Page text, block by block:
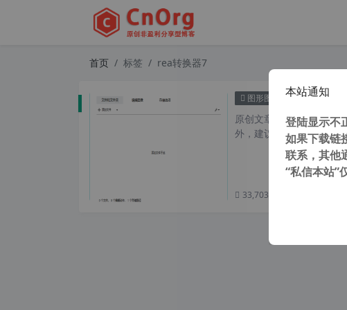
首页 标签 rea转换器7
图形图像 rea转换器7专业
原创文章，转载请注明
外，建议避开晚上的访问
33,703 次浏览
本站通知
登陆显示不
如果下载链
联系，其他
“私信本站”